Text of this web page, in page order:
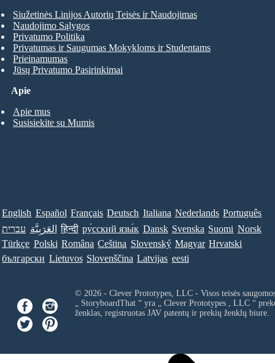
Apie
Apie mus
Susisiekite su Mumis
Siužetinės Linijos Autorių Teisės ir Naudojimas
Naudojimo Sąlygos
Privatumo Politika
Privatumas ir Saugumas Mokykloms ir Studentams
Prieinamumas
Jūsų Privatumo Pasirinkimai
English Español Français Deutsch Italiana Nederlands Português
עברית العَرَبِيَّة हिन्दी ру́сский язы́к Dansk Svenska Suomi Norsk
Türkçe Polski Româna Ceština Slovenský Magyar Hrvatski
български Lietuvos Slovenščina Latvijas eesti
© 2026 - Clever Prototypes, LLC - Visos teisės
„ StoryboardThat “ yra „ Clever Prototypes , LLC“
ženklas, registruotas JAV patentų ir prekių ženklų biure.